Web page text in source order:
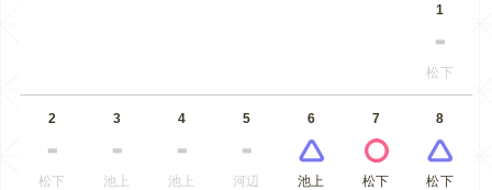
1
松下
2
松下
3
池上
4
池上
5
河辺
6
池上
7
松下
8
松下